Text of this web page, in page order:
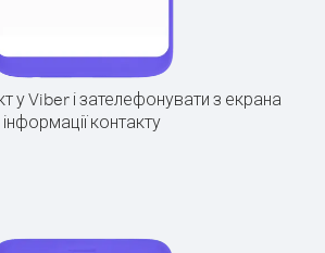
у Viber і зателефонувати з екрана
інформації контакту